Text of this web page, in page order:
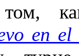
как
en el